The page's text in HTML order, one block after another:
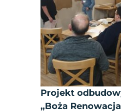
Projekt
„Boża